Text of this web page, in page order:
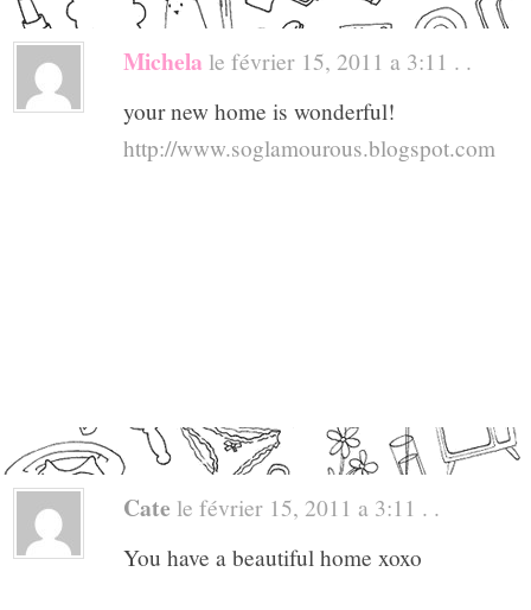
Michela le février 15, 2011 a 3:11 . .
your new home is wonderful!
http://www.soglamourous.blogspot.com
Cate le février 15, 2011 a 3:11 . .
You have a beautiful home xoxo